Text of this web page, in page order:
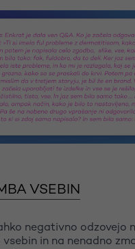
VSEBIN
negativno odzovejo
vsebin in na nenadno